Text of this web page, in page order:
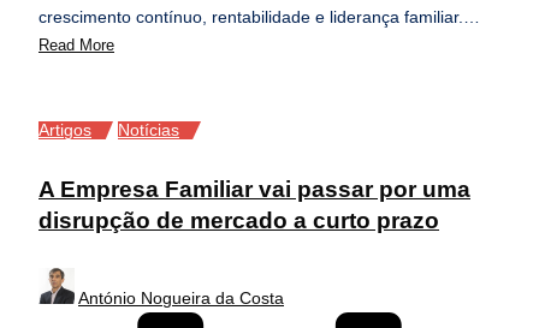
crescimento contínuo, rentabilidade e liderança familiar.…
Read More
Posted
Artigos Notícias
A Empresa Familiar vai passar por uma
disrupção de mercado a curto prazo
Posted
by
António Nogueira da Costa